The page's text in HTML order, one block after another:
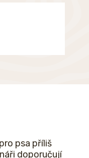
psa příliš
doporučují